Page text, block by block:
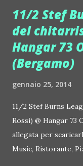
11/2 Stef
del
Hangar 73
(Bergamo)
gennaio 25, 2014
11/2 Stef Burns
Rossi) @ Hangar 73
allegata per
Music, Ristorante,